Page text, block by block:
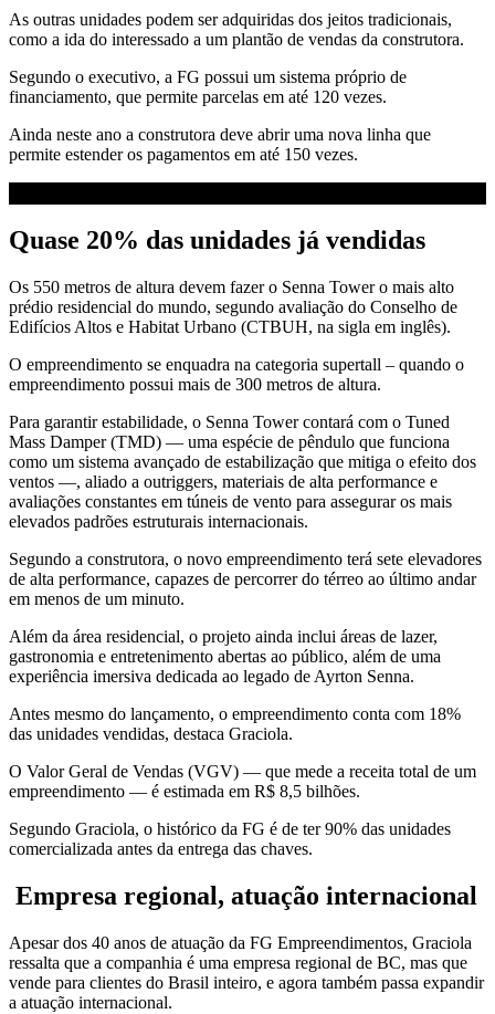
As outras unidades podem ser adquiridas dos jeitos tradicionais,
como a ida do interessado a um plantão de vendas da construtora.
Segundo o executivo, a FG possui um sistema próprio de
financiamento, que permite parcelas em até 120 vezes.
Ainda neste ano a construtora deve abrir uma nova linha que
permite estender os pagamentos em até 150 vezes.
Quase 20% das unidades já vendidas
Os 550 metros de altura devem fazer o Senna Tower o mais alto
prédio residencial do mundo, segundo avaliação do Conselho de
Edifícios Altos e Habitat Urbano (CTBUH, na sigla em inglês).
O empreendimento se enquadra na categoria supertall – quando o
empreendimento possui mais de 300 metros de altura.
Para garantir estabilidade, o Senna Tower contará com o Tuned
Mass Damper (TMD) — uma espécie de pêndulo que funciona
como um sistema avançado de estabilização que mitiga o efeito dos
ventos —, aliado a outriggers, materiais de alta performance e
avaliações constantes em túneis de vento para assegurar os mais
elevados padrões estruturais internacionais.
Segundo a construtora, o novo empreendimento terá sete elevadores
de alta performance, capazes de percorrer do térreo ao último andar
em menos de um minuto.
Além da área residencial, o projeto ainda inclui áreas de lazer,
gastronomia e entretenimento abertas ao público, além de uma
experiência imersiva dedicada ao legado de Ayrton Senna.
Antes mesmo do lançamento, o empreendimento conta com 18%
das unidades vendidas, destaca Graciola.
O Valor Geral de Vendas (VGV) — que mede a receita total de um
empreendimento — é estimada em R$ 8,5 bilhões.
Segundo Graciola, o histórico da FG é de ter 90% das unidades
comercializada antes da entrega das chaves.
Empresa regional, atuação internacional
Apesar dos 40 anos de atuação da FG Empreendimentos, Graciola
ressalta que a companhia é uma empresa regional de BC, mas que
vende para clientes do Brasil inteiro, e agora também passa expandir
a atuação internacional.